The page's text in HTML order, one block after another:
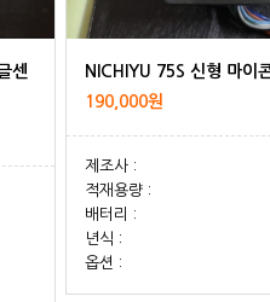
NICHIYU 75S 신형 마이
190,000원
제조사 :
적재용량 :
배터리 :
년식 :
옵션 :